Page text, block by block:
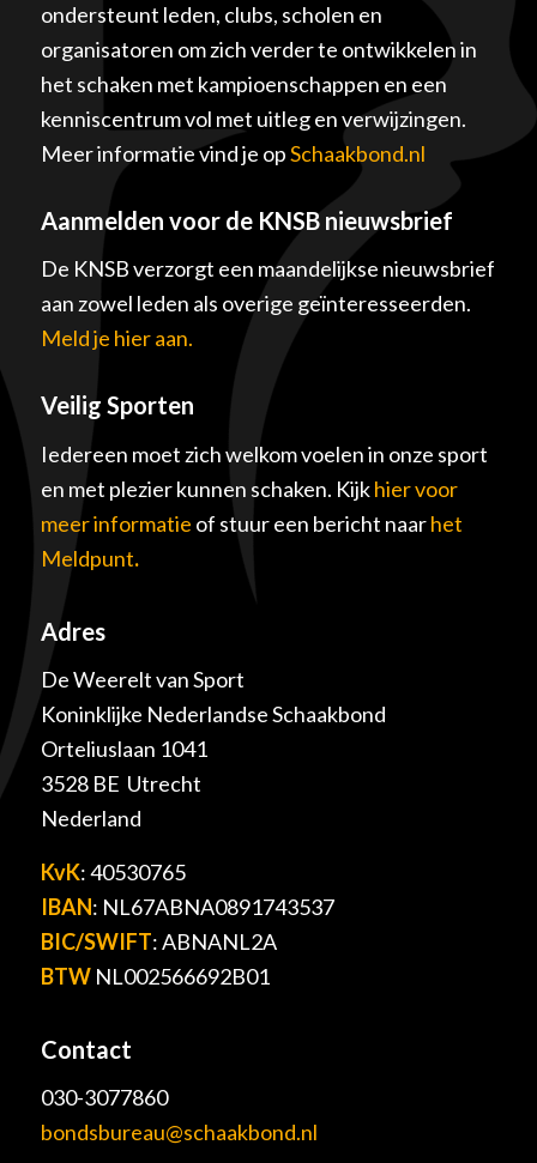
ondersteunt leden, clubs, scholen en
organisatoren om zich verder te ontwikkelen in
het schaken met kampioenschappen en een
kenniscentrum vol met uitleg en verwijzingen.
Meer informatie vind je opSchaakbond.nl
Aanmelden voor de KNSB nieuwsbrief
De KNSB verzorgt een maandelijkse nieuwsbrief
aan zowel leden als overige geïnteresseerden.
Meld je hier aan.
Veilig Sporten
Iedereen moet zich welkom voelen in onze sport
en met plezier kunnen schaken. Kijkhier voor
meer informatie of stuur een bericht naarhet
Meldpunt.
Adres
De Weerelt van Sport
Koninklijke Nederlandse Schaakbond
Orteliuslaan 1041
3528 BE Utrecht
Nederland
KvK: 40530765
IBAN: NL67ABNA0891743537
BIC/SWIFT: ABNANL2A
BTWNL002566692B01
Contact
030-3077860
bondsbureau@schaakbond.nl